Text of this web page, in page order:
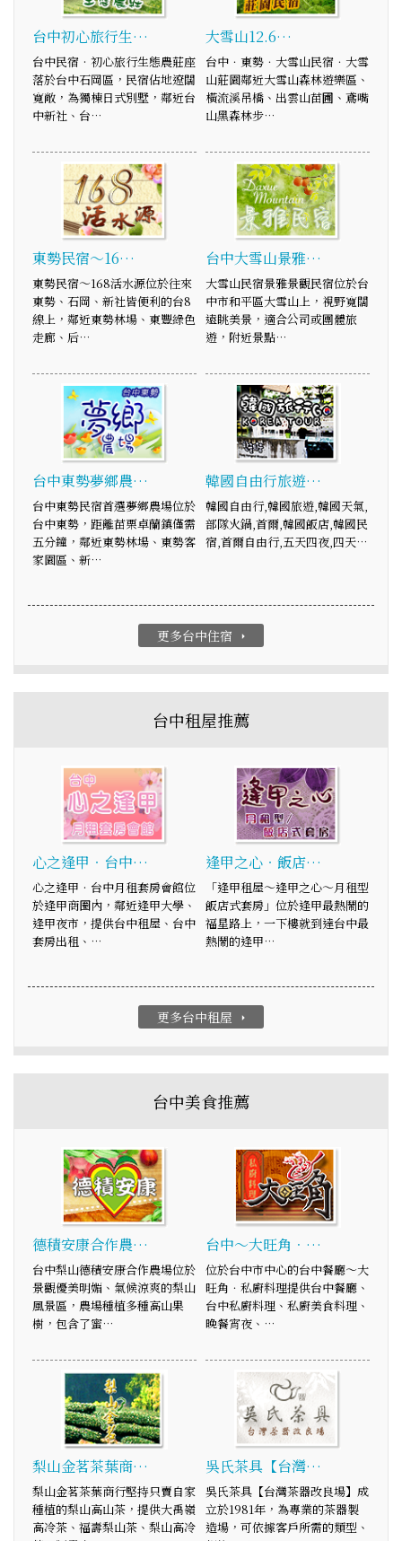
台中初心旅行生…
台中民宿‧初心旅行生態農莊座
落於台中石岡區，民宿佔地遼闊
寬敞，為獨棟日式別墅，鄰近台
中新社、台…
大雪山12.6…
台中．東勢．大雪山民宿．大雪
山莊園鄰近大雪山森林遊樂區、
橫流溪吊橋、出雲山苗圃、鳶嘴
山黑森林步…
東勢民宿～16…
東勢民宿～168活水源位於往來
東勢、石岡、新社皆便利的台8
線上，鄰近東勢林場、東豐綠色
走廊、后…
台中大雪山景雅…
大雪山民宿景雅景觀民宿位於台
中市和平區大雪山上，視野寬闊
遠眺美景，適合公司或團體旅
遊，附近景點…
台中東勢夢鄉農…
台中東勢民宿首選夢鄉農場位於
台中東勢，距離苗栗卓蘭鎮僅需
五分鐘，鄰近東勢林場、東勢客
家園區、新…
韓國自由行旅遊…
韓國自由行,韓國旅遊,韓國天氣,
部隊火鍋,首爾,韓國飯店,韓國民
宿,首爾自由行,五天四夜,四天…
更多台中住宿 arrow_right
台中租屋推薦
心之逢甲‧台中…
心之逢甲‧台中月租套房會館位
於逢甲商圈內，鄰近逢甲大學、
逢甲夜市，提供台中租屋、台中
套房出租、…
逢甲之心‧飯店…
「逢甲租屋～逢甲之心～月租型
飯店式套房」位於逢甲最熱鬧的
福星路上，一下樓就到達台中最
熱鬧的逢甲…
更多台中租屋 arrow_right
台中美食推薦
德積安康合作農…
台中梨山德積安康合作農場位於
景觀優美明媚、氣候涼爽的梨山
風景區，農場種植多種高山果
樹，包含了蜜…
台中～大旺角．…
位於台中市中心的台中餐廳～大
旺角．私廚料理提供台中餐廳、
台中私廚料理、私廚美食料理、
晚餐宵夜、…
梨山金茗茶葉商…
梨山金茗茶葉商行堅持只賣自家
種植的梨山高山茶，提供大禹嶺
高冷茶、福壽梨山茶、梨山高冷
吳氏茶具【台灣…
吳氏茶具【台灣茶器改良場】成
立於1981年，為專業的茶器製
造場，可依據客戶所需的類型、